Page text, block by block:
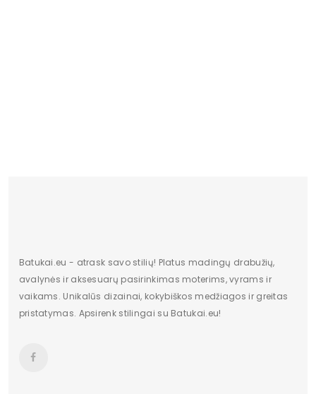
Batukai.eu - atrask savo stilių! Platus madingų drabužių,
avalynės ir aksesuarų pasirinkimas moterims, vyrams ir
vaikams. Unikalūs dizainai, kokybiškos medžiagos ir greitas
pristatymas. Apsirenk stilingai su Batukai.eu!